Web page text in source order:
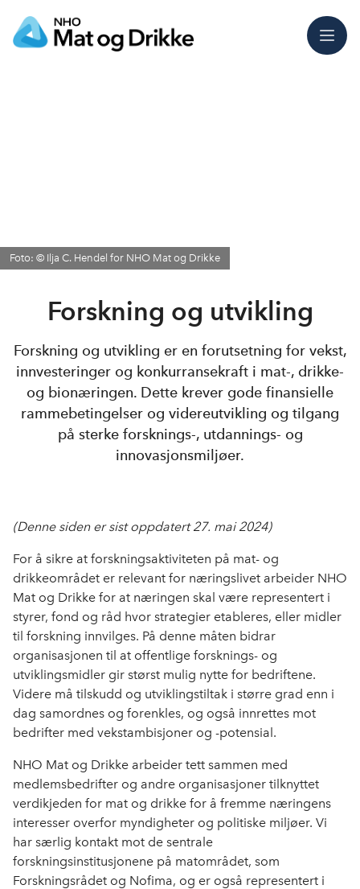
Meny
Foto: © Ilja C. Hendel for NHO Mat og Drikke
Forskning og utvikling
Forskning og utvikling er en forutsetning for vekst,
innvesteringer og konkurransekraft i mat-, drikke-
og bionæringen. Dette krever gode finansielle
rammebetingelser og videreutvikling og tilgang
på sterke forsknings-, utdannings- og
innovasjonsmiljøer.
(Denne siden er sist oppdatert 27. mai 2024)
For å sikre at forskningsaktiviteten på mat- og
drikkeområdet er relevant for næringslivet arbeider NHO
Mat og Drikke for at næringen skal være representert i
styrer, fond og råd hvor strategier etableres, eller midler
til forskning innvilges. På denne måten bidrar
organisasjonen til at offentlige forsknings- og
utviklingsmidler gir størst mulig nytte for bedriftene.
Videre må tilskudd og utviklingstiltak i større grad enn i
dag samordnes og forenkles, og også innrettes mot
bedrifter med vekstambisjoner og -potensial.
NHO Mat og Drikke arbeider tett sammen med
medlemsbedrifter og andre organisasjoner tilknyttet
verdikjeden for mat og drikke for å fremme næringens
interesser overfor myndigheter og politiske miljøer. Vi
har særlig kontakt mot de sentrale
forskningsinstitusjonene på matområdet, som
Forskningsrådet og Nofima, og er også representert i